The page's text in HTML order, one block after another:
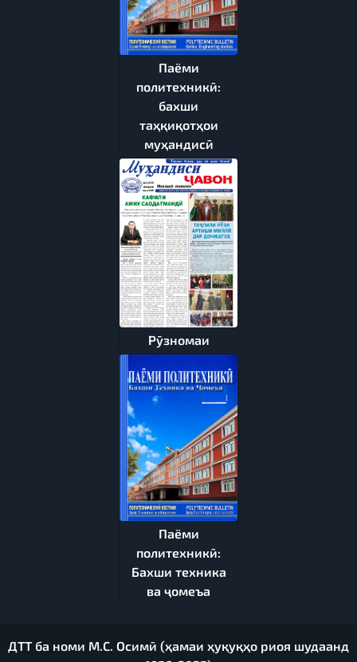
Паёми
политехникӣ:
бахши
таҳқиқотҳои
муҳандисӣ
Рӯзномаи
Паёми
политехникӣ:
Бахши техника
ва ҷомеъа
ДТТ ба номи М.С. Осимӣ (ҳамаи ҳуқуқҳо риоя шудаанд